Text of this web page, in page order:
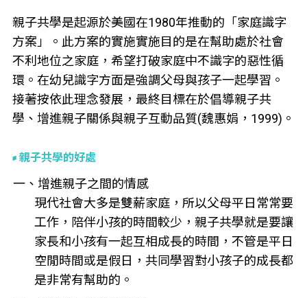
親子共學是起源於美國在1980年推動的「家庭識字
方案」。此方案的實施實施目的是在幫助處於社會
不利地位之家庭，希望打破家庭中不識字的惡性循
環。在幼兒識字方面是強調父母與孩子一起學習。
接著按依此理念發展，最終目標在於倡導親子共
學、增進親子關係與親子互動品質(魏惠娟，1999)。
親子共學的好處
一、增進親子之間的情感
現代社會大多是雙薪家庭，所以父母平日常常要
工作，陪伴小孩的時間較少，親子共學就是要讓
家長和小孩有一起互相成長的時間，不管是平日
空閒時間或是假日，共同學習對小孩子的成長都
是非常有幫助的。